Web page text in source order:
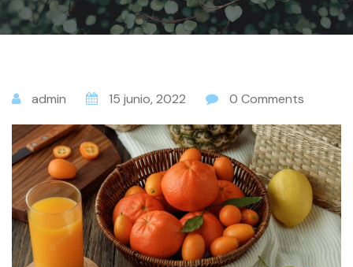
admin 15 junio, 2022 0 Comments